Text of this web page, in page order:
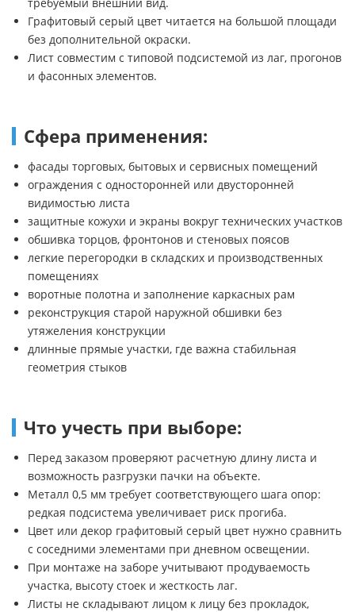
Графитовый серый цвет читается на большой площади
без дополнительной окраски.
Лист совместим с типовой подсистемой из лаг, прогонов
и фасонных элементов.
Сфера применения:
фасады торговых, бытовых и сервисных помещений
ограждения с односторонней или двусторонней
видимостью листа
защитные кожухи и экраны вокруг технических участков
обшивка торцов, фронтонов и стеновых поясов
легкие перегородки в складских и производственных
помещениях
воротные полотна и заполнение каркасных рам
реконструкция старой наружной обшивки без
утяжеления конструкции
длинные прямые участки, где важна стабильная
геометрия стыков
Что учесть при выборе:
Перед заказом проверяют расчетную длину листа и
возможность разгрузки пачки на объекте.
Металл 0,5 мм требует соответствующего шага опор:
редкая подсистема увеличивает риск прогиба.
Цвет или декор графитовый серый цвет нужно сравнить
с соседними элементами при дневном освещении.
При монтаже на заборе учитывают продуваемость
участка, высоту стоек и жесткость лаг.
Листы не складывают лицом к лицу без прокладок,